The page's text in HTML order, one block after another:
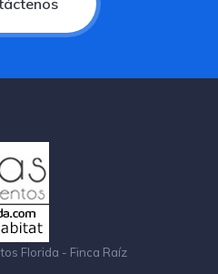
Florida - Finca Raíz